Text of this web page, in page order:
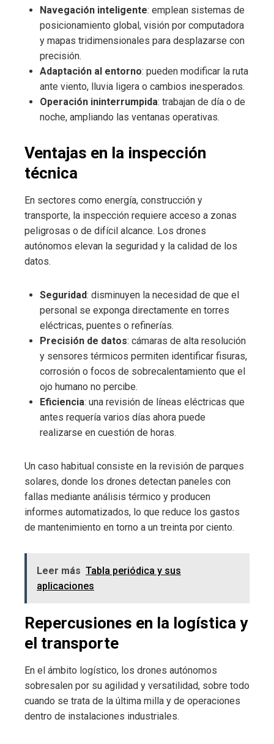
Navegación inteligente: emplean sistemas de
posicionamiento global, visión por computadora
y mapas tridimensionales para desplazarse con
precisión.
Adaptación al entorno: pueden modificar la ruta
ante viento, lluvia ligera o cambios inesperados.
Operación ininterrumpida: trabajan de día o de
noche, ampliando las ventanas operativas.
Ventajas en la inspección
técnica
En sectores como energía, construcción y
transporte, la inspección requiere acceso a zonas
peligrosas o de difícil alcance. Los drones
autónomos elevan la seguridad y la calidad de los
datos.
Seguridad: disminuyen la necesidad de que el
personal se exponga directamente en torres
eléctricas, puentes o refinerías.
Precisión de datos: cámaras de alta resolución
y sensores térmicos permiten identificar fisuras,
corrosión o focos de sobrecalentamiento que el
ojo humano no percibe.
Eficiencia: una revisión de líneas eléctricas que
antes requería varios días ahora puede
realizarse en cuestión de horas.
Un caso habitual consiste en la revisión de parques
solares, donde los drones detectan paneles con
fallas mediante análisis térmico y producen
informes automatizados, lo que reduce los gastos
de mantenimiento en torno a un treinta por ciento.
Leer más Tabla periódica y sus
aplicaciones
Repercusiones en la logística y
el transporte
En el ámbito logístico, los drones autónomos
sobresalen por su agilidad y versatilidad, sobre todo
cuando se trata de la última milla y de operaciones
dentro de instalaciones industriales.